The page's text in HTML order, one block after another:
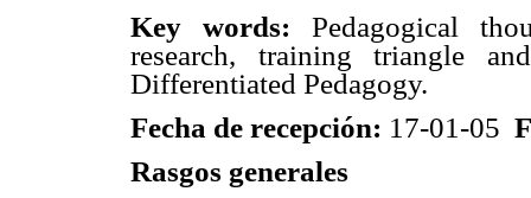
Key words: Pedagogical
research, training triangle
Differentiated Pedagogy.
Fecha de recepción: 17-01-05
Rasgos generales